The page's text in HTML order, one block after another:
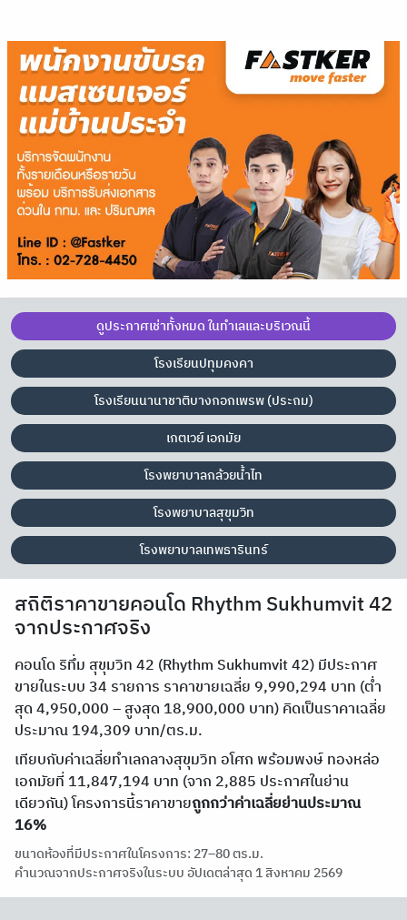
ดูประกาศเช่าทั้งหมด ในทำเลและบริเวณนี้
โรงเรียนปทุมคงคา
โรงเรียนนานาชาติบางกอกเพรพ (ประถม)
เกตเวย์ เอกมัย
โรงพยาบาลกล้วยน้ำไท
โรงพยาบาลสุขุมวิท
โรงพยาบาลเทพธารินทร์
สถิติราคาขายคอนโด Rhythm Sukhumvit 42
จากประกาศจริง
คอนโด ริทึ่ม สุขุมวิท 42 (Rhythm Sukhumvit 42) มีประกาศ
ขายในระบบ 34 รายการ ราคาขายเฉลี่ย 9,990,294 บาท (ต่ำ
สุด 4,950,000 – สูงสุด 18,900,000 บาท) คิดเป็นราคาเฉลี่ย
ประมาณ 194,309 บาท/ตร.ม.
เทียบกับค่าเฉลี่ยทำเลกลางสุขุมวิท อโศก พร้อมพงษ์ ทองหล่อ
เอกมัยที่ 11,847,194 บาท (จาก 2,885 ประกาศในย่าน
เดียวกัน) โครงการนี้ราคาขายถูกกว่าค่าเฉลี่ยย่านประมาณ
16%
ขนาดห้องที่มีประกาศในโครงการ: 27–80 ตร.ม.
คำนวณจากประกาศจริงในระบบ อัปเดตล่าสุด 1 สิงหาคม 2569